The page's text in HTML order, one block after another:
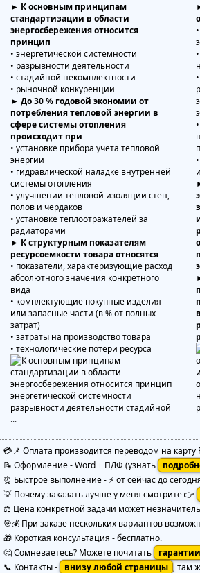
► К основным принципам
стандартизации в области
энергосбережения относится
принцип
• энергетической системности
• разрывности деятельности
• стадийной некомплектности
• рыночной конкуренции
► До 30 % годовой экономии от
потребления тепловой энергии в
сфере системы отопления
происходит при
• установке прибора учета тепловой
энергии
• гидравлической наладке внутренней
системы отопления
• улучшении тепловой изоляции стен,
полов и чердаков
• установке теплоотражателей за
радиаторами
► К структурным показателям
ресурсоемкости товара относятся
• показатели, характеризующие расход
абсолютного значения конкретного
вида
• комплектующие покупные изделия
или запасные части (в % от полных
затрат)
• затраты на производство товара
• технологические потери ресурса
💳📌 Оплата производится переводом на
📝 Оформление-Word + ПДФ (узнать
⏰ Быстрое выполнение- ⚡ от сейчас до
💡 Почему заказать лучше у меня смотрите 👉
⚖️ Цена конкретной задачи может
🎯💰 При заказе нескольких вариантов
🎁 Короткая консультация - бесплатно.
🤔 Сомневаетесь? Можете почитать
гарантии
📞 Контакты -
внизу любой страницы , там